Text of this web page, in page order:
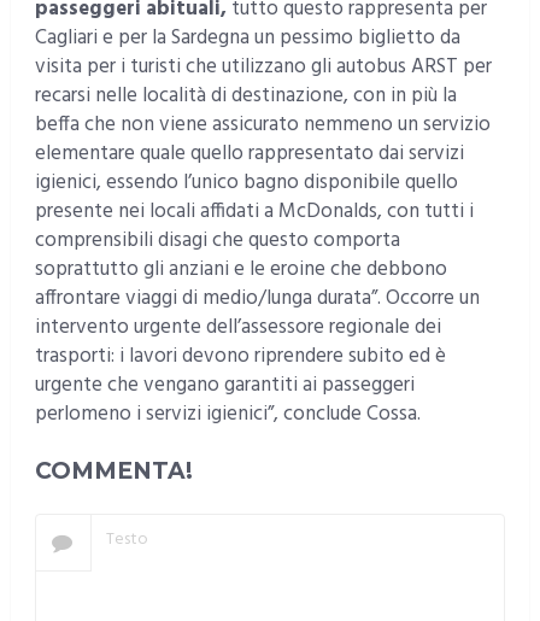
passeggeri abituali, tutto questo rappresenta per
Cagliari e per la Sardegna un pessimo biglietto da
visita per i turisti che utilizzano gli autobus ARST per
recarsi nelle località di destinazione, con in più la
beffa che non viene assicurato nemmeno un servizio
elementare quale quello rappresentato dai servizi
igienici, essendo l’unico bagno disponibile quello
presente nei locali affidati a McDonalds, con tutti i
comprensibili disagi che questo comporta
soprattutto gli anziani e le eroine che debbono
affrontare viaggi di medio/lunga durata”. Occorre un
intervento urgente dell’assessore regionale dei
trasporti: i lavori devono riprendere subito ed è
urgente che vengano garantiti ai passeggeri
perlomeno i servizi igienici”, conclude Cossa.
COMMENTA!